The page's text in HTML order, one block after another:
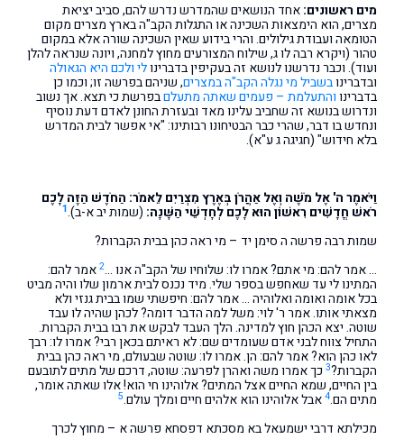
מים ראשונים:אחד הנושאים שהמדרש נדרש להם, סביב יציאת
מצרים, הוא הימצאות השכינה או התגלות הקב"ה בארץ מצרים מקום
הטומאה ועבודת גילולים. והרי בידוע שאין השכינה שורה אלא במקום
טהור (ויקרא רבה לו ג, שילוח המצורעים מחוץ למחנה, ויונה שנראה להלן
ועוד). וכבר נדרשנו לנושא זה בעקיפין בדברינולי ולכם היא הגאולה
ובדברינובשביל מי נגלה הקב"ה במצרים, שניהם בפרשה זו; וכמו כן
בדברינווהתעלמת – פעמים שאתה מתעלםבפרשת כי תצא. אך נשוב
ונדרוש בנושא זה שחביב עלינו מאד ובעזרת החונן לאדם דעת נוסיף
ונחדש בו דבר, שהרי כבר הבטיחונו רבותינו: "אי אפשר לבית המדרש
בלא חידוש" (חגיגה ג ע"א).
וַיֹּאמֶר ה' אֶל מֹשֶׁה וְאֶל אַהֲרֹן בְּאֶרֶץ מִצְרַיִם לֵאמֹר: הַחֹדֶשׁ הַזֶּה לָכֶם
רֹאשׁ חֳדָשִׁים רִאשׁוֹן הוּא לָכֶם לְחָדְשֵׁי הַשָּׁנָה: (שמות יב א-ב).1
שמות רבה פרשה ה סימן יד – מי ראה כהן בבית הקברות?
… אמר להם: מי אתם? אמרו לו: שלוחיו של הקב"ה אנו …2 אמר להם:
המתינו לי עד שאחפש בספר שלי. מיד נכנס לבית ארמון שלו והיה מביט
בכל אומה ואומה ואלוהיה … אמר להם: חיפשתי שמו בבית גנזי ולא
מצאתי אותו. אמר ר' לוי: משל למה הדבר דומה? לכהן שהיה לו עבד
שוטה. יצא הכהן חוץ למדינה. הלך העבד לבקש את רבו בבית הקברות.
התחיל צווח לבני אדם שעומדים שם: לא ראיתם בכאן רבי? אמרו לו: רבך
לאו כהן הוא? אמר להם: הן. אמרו לו: שוטה שבעולם, מי ראה כהן בבית
הקברות?3 כך אמרו משה ואהרן לפרעה: שוטה, דרכם של מתים לתובעם
בין החיים, שמא החיים אצל המתים? אלוהינו חי הוא! אלו שאתה אומר,
מתים הם.4 אבל אלוהינו הוא אלהים חיים ומלך עולם.5
מכילתא דרבי ישמעאל בא מסכתא דפסחא פרשה א – מחוץ לכרך